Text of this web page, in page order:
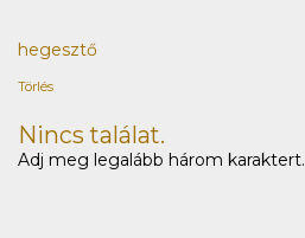
hegesztő
Törlés
Nincs találat.
Adj meg legalább három karaktert.